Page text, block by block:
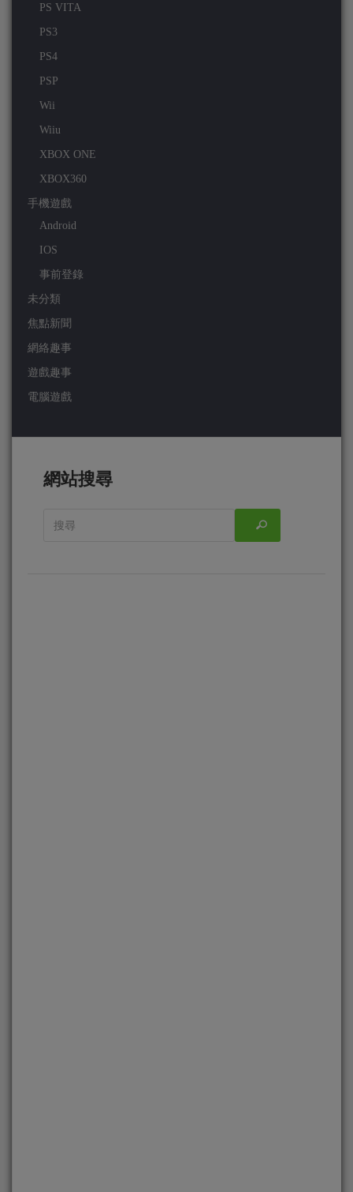
PS VITA
PS3
PS4
PSP
Wii
Wiiu
XBOX ONE
XBOX360
手機遊戲
Android
IOS
事前登錄
未分類
焦點新聞
網絡趣事
遊戲趣事
電腦遊戲
網站搜尋